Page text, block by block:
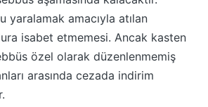
yaralamak amacıyla atılan
isabet etmemesi. Ancak kasten
özel olarak düzenlenmemiş
arasında cezada indirim